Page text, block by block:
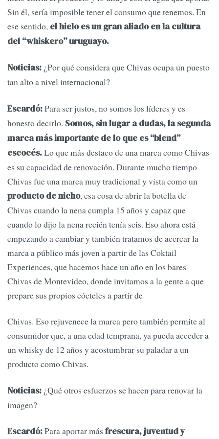
Sin él, sería imposible tener el consumo que tenemos. En
ese sentido, el hielo es un gran aliado en la cultura
del “whiskero” uruguayo.
Noticias: ¿Por qué considera que Chivas ocupa un puesto
tan alto a nivel internacional?
Escardó:Para ser justos, no somos los líderes y es
honesto decirlo. Somos, sin lugar a dudas, la segunda
marca más importante de lo que es “blend”
escocés.Lo que más destaco de una marca como Chivas
es su capacidad de renovación. Durante mucho tiempo
Chivas fue una marca muy tradicional y vista como un
producto de nicho, esa cosa de abrir la botella de
Chivas cuando la nena cumpla 15 años y capaz que
cuando lo dijo la nena recién tenía seis. Eso ahora está
empezando a cambiar y también tratamos de acercar la
marca a público más joven a partir de las Coktail
Experiences, que hacemos hace un año en los bares
Chivas de Montevideo, donde invitamos a la gente a que
prepare sus propios cócteles a partir de
Chivas. Eso rejuvenece la marca pero también permite al
consumidor que, a una edad temprana, ya pueda acceder a
un whisky de 12 años y acostumbrar su paladar a un
producto como Chivas.
Noticias: ¿Qué otros esfuerzos se hacen para renovar la
imagen?
Escardó:Para aportar más frescura, juventud y